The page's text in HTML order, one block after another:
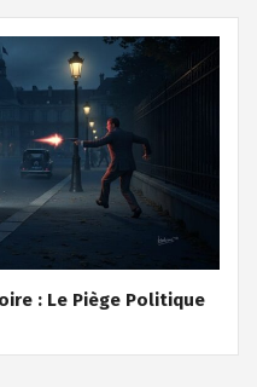
: Le Piège Politique